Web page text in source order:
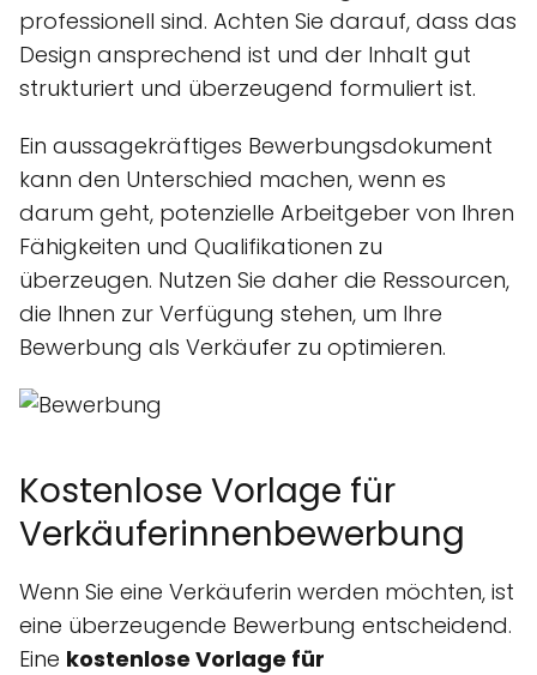
professionell sind. Achten Sie darauf, dass das
Design ansprechend ist und der Inhalt gut
strukturiert und überzeugend formuliert ist.
Ein aussagekräftiges Bewerbungsdokument
kann den Unterschied machen, wenn es
darum geht, potenzielle Arbeitgeber von Ihren
Fähigkeiten und Qualifikationen zu
überzeugen. Nutzen Sie daher die Ressourcen,
die Ihnen zur Verfügung stehen, um Ihre
Bewerbung als Verkäufer zu optimieren.
Kostenlose Vorlage für
Verkäuferinnenbewerbung
Wenn Sie eine Verkäuferin werden möchten, ist
eine überzeugende Bewerbung entscheidend.
Eine kostenlose Vorlage für